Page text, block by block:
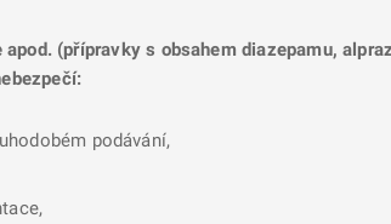
(přípravky s obsahem diazepamu,
podávání,